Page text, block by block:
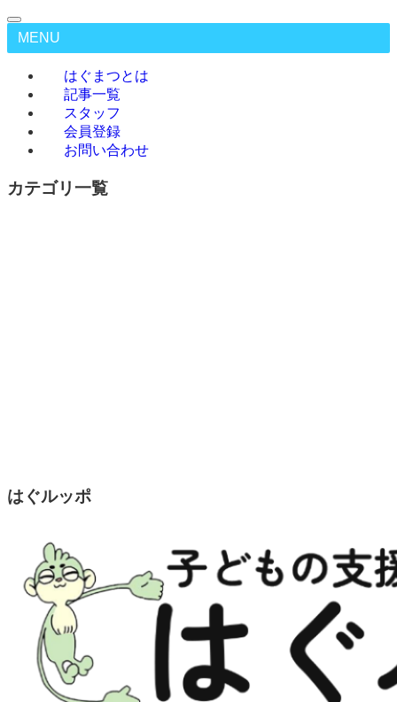
MENU
はぐまつとは
記事一覧
スタッフ
会員登録
お問い合わせ
カテゴリ一覧
はぐルッポ